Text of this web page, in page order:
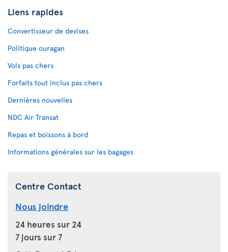
Liens rapides
Convertisseur de devises
Politique ouragan
Vols pas chers
Forfaits tout inclus pas chers
Dernières nouvelles
NDC Air Transat
Repas et boissons à bord
Informations générales sur les bagages
Centre Contact
Nous joindre
24 heures sur 24
7 jours sur 7